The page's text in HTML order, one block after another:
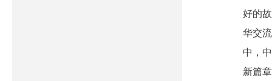
好的
华交
中，
新篇